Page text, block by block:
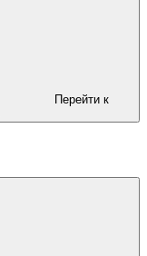
Перейти к